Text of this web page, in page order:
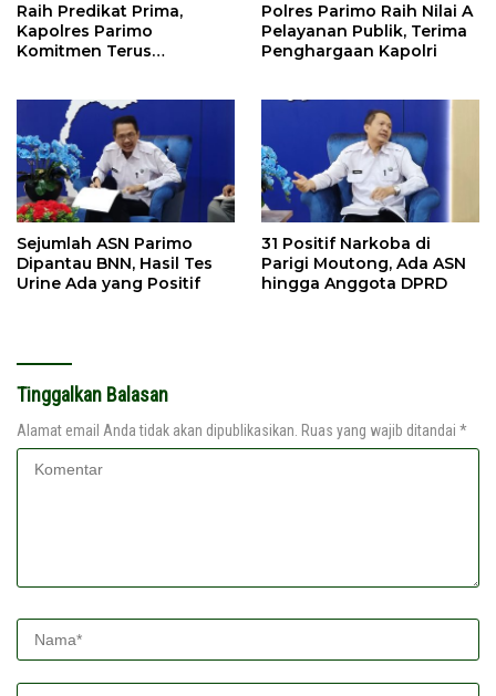
Raih Predikat Prima,
Kapolres Parimo
Komitmen Terus
Polres Parimo Raih Nilai A
Pelayanan Publik, Terima
Penghargaan Kapolri
Sejumlah ASN Parimo
Dipantau BNN, Hasil Tes
Urine Ada yang Positif
31 Positif Narkoba di
Parigi Moutong, Ada ASN
hingga Anggota DPRD
Tinggalkan Balasan
Alamat email Anda tidak akan dipublikasikan. Ruas yang wajib ditandai *